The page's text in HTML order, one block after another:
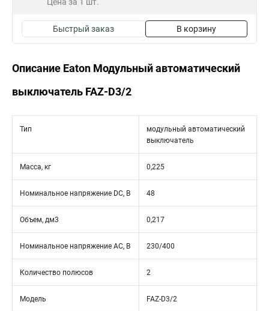
Быстрый заказ В корзину
Описание Eaton Модульный автоматический
выключатель FAZ-D3/2
Тип
модульный автоматический
выключатель
Масса, кг 0,225
Номинальное напряжение DC, В 48
Объем, дм3 0,217
Номинальное напряжение АС, В 230/400
Количество полюсов 2
Модель FAZ-D3/2